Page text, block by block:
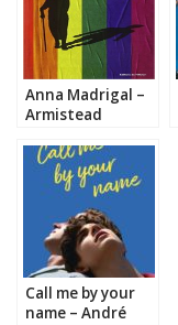
Anna Madrigal –
Armistead
Call me by your
name – André